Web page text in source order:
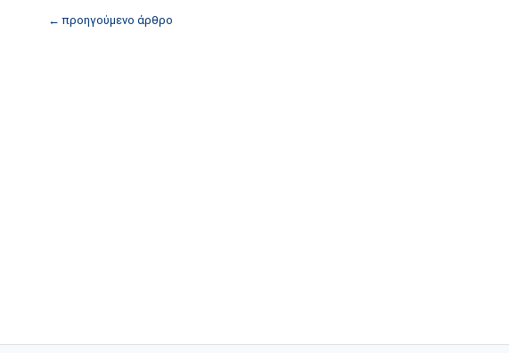
← προηγούμενο άρθρο